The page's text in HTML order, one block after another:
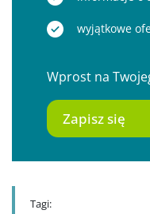
wyjątkowe
Wprost na
Zapisz się
Tagi: